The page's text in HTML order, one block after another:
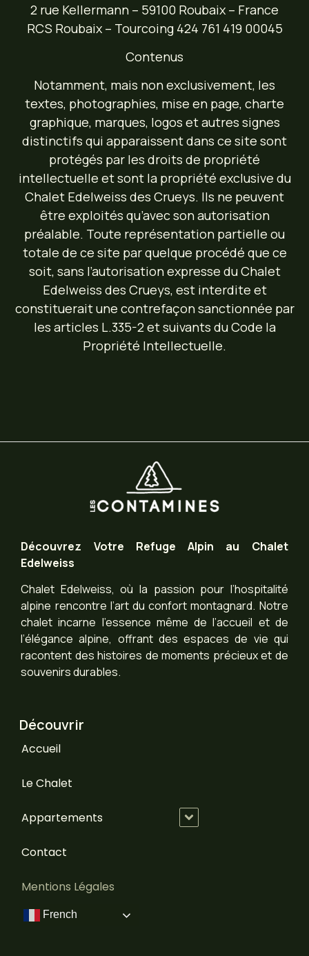
2 rue Kellermann – 59100 Roubaix – France
RCS Roubaix – Tourcoing 424 761 419 00045
Contenus
Notamment, mais non exclusivement, les
textes, photographies, mise en page, charte
graphique, marques, logos et autres signes
distinctifs qui apparaissent dans ce site sont
protégés par les droits de propriété
intellectuelle et sont la propriété exclusive du
Chalet Edelweiss des Crueys. Ils ne peuvent
être exploités qu’avec son autorisation
préalable. Toute représentation partielle ou
totale de ce site par quelque procédé que ce
soit, sans l’autorisation expresse du Chalet
Edelweiss des Crueys, est interdite et
constituerait une contrefaçon sanctionnée par
les articles L.335-2 et suivants du Code la
Propriété Intellectuelle.
Découvrez Votre Refuge Alpin au Chalet
Edelweiss
Chalet Edelweiss, où la passion pour l’hospitalité
alpine rencontre l’art du confort montagnard. Notre
chalet incarne l’essence même de l’accueil et de
l’élégance alpine, offrant des espaces de vie qui
racontent des histoires de moments précieux et de
souvenirs durables.
Découvrir
Accueil
Le Chalet
Appartements
Contact
Mentions Légales
French